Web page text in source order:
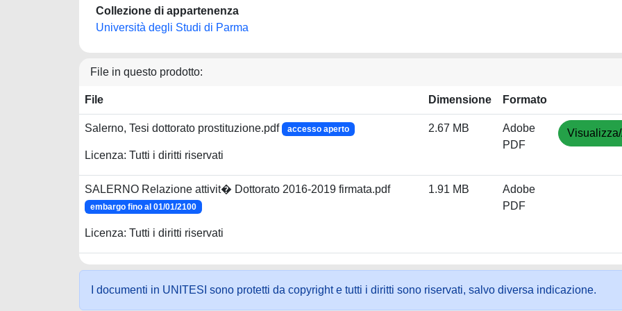
Collezione di appartenenza
Università degli Studi di Parma
File in questo prodotto:
File Dimensione Formato
Salerno, Tesi dottorato prostituzione.pdf accesso aperto
Licenza: Tutti i diritti riservati
2.67 MB
Adobe
PDF
SALERNO Relazione attivit� Dottorato 2016-2019 firmata.pdf
embargo fino al 01/01/2100
Licenza: Tutti i diritti riservati
1.91 MB
Adobe
PDF
I documenti in UNITESI sono protetti da copyright e tutti i diritti sono riservati, salvo diversa indicazione.